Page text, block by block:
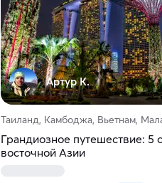
Артур К.
Таиланд, Камбоджа, Вьетнам,
Грандиозное путешествие: 5
восточной Азии